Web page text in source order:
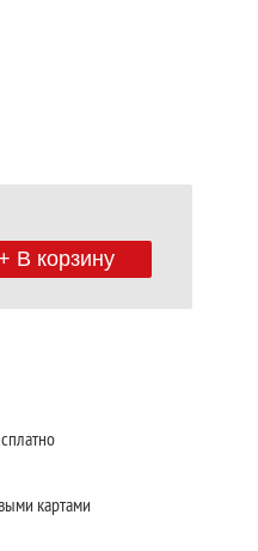
В корзину
картами